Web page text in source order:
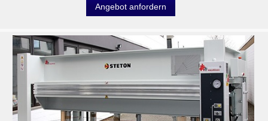
Angebot anfordern